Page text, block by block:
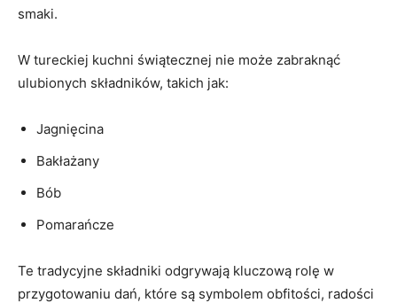
⁤smaki.
W tureckiej kuchni świątecznej nie‌ może ⁢zabraknąć
⁢ulubionych składników, takich jak:
Jagnięcina
Bakłażany
Bób
Pomarańcze
Te tradycyjne składniki odgrywają ‍kluczową​ rolę w
przygotowaniu dań,‍ które są symbolem obfitości,​ radości